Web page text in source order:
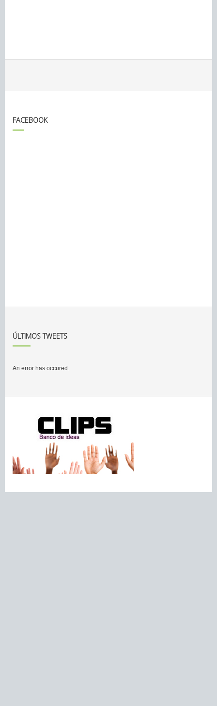
FACEBOOK
ÚLTIMOS TWEETS
An error has occured.